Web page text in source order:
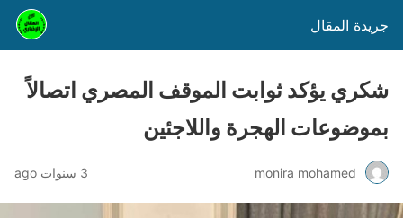
جريدة المقال
شكري يؤكد ثوابت الموقف المصري اتصالاً
بموضوعات الهجرة واللاجئين
monira mohamed 3 سنوات ago